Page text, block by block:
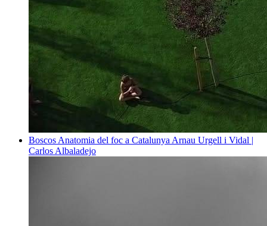
Boscos Anatomia del foc a Catalunya Arnau Urgell i Vidal |
Carlos Albaladejo